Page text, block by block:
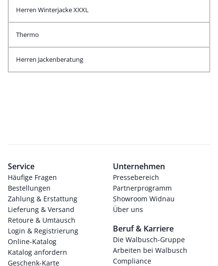
Herren Winterjacke XXXL
Thermo
Herren Jackenberatung
Service
Häufige Fragen
Bestellungen
Zahlung & Erstattung
Lieferung & Versand
Retoure & Umtausch
Login & Registrierung
Online-Katalog
Katalog anfordern
Geschenk-Karte
Unternehmen
Pressebereich
Partnerprogramm
Showroom Widnau
Über uns
Beruf & Karriere
Die Walbusch-Gruppe
Arbeiten bei Walbusch
Compliance